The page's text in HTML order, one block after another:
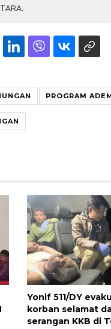
PROGRAM
Yonif 511/DY
korban selamat
serangan KKB di